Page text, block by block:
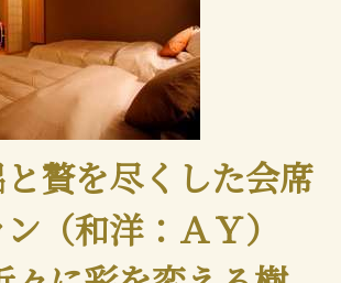
贅を尽くした会席
（和洋：ＡＹ）